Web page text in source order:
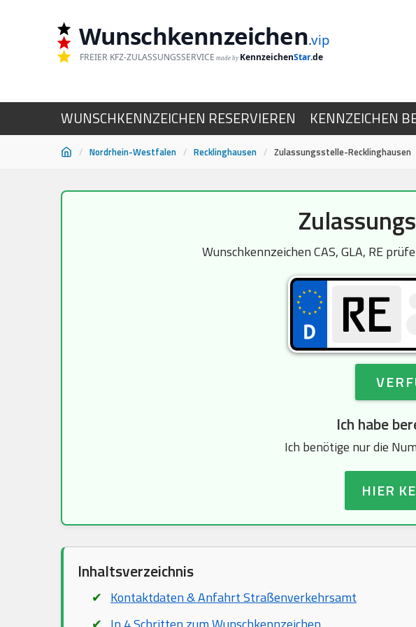
Wunschkennzeichen.vip
FREIER KFZ-ZULASSUNGSSERVICE made by KennzeichenStar.de
WUNSCHKENNZEICHEN RESERVIEREN KENNZEICHEN
/ Nordrhein-Westfalen / Recklinghausen / Zulassungsstelle-Recklinghausen
Wunschkennzeichen CAS, GLA, RE
Ich habe
Ich benötige nur die
HIER
Inhaltsverzeichnis
Kontaktdaten & Anfahrt Straßenverkehrsamt